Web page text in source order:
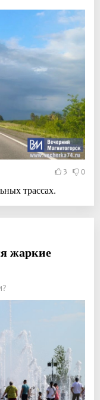
3 0
трассах.
жаркие